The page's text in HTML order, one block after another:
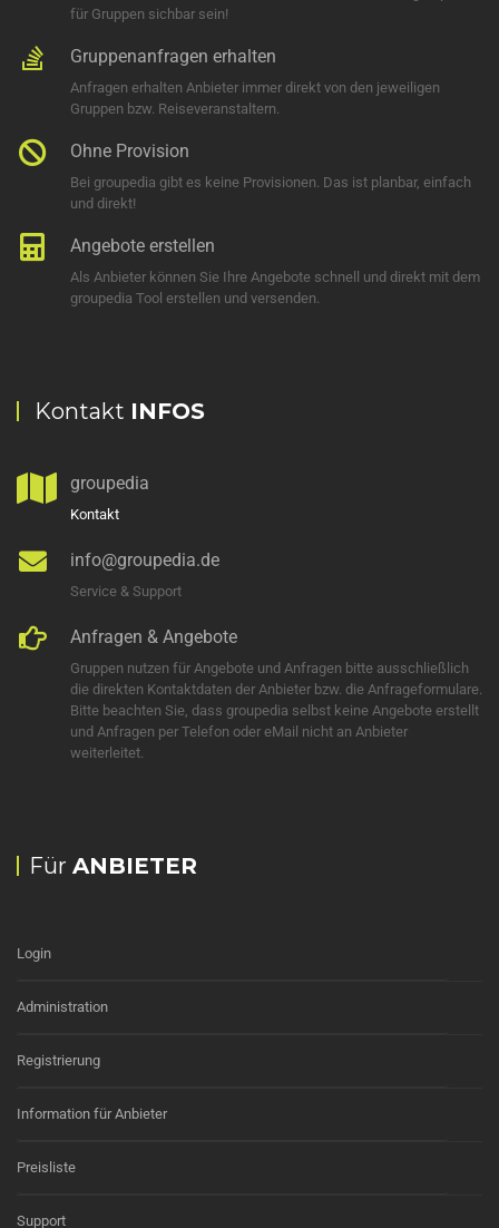
für Gruppen sichbar sein!
Gruppenanfragen erhalten
Anfragen erhalten Anbieter immer direkt von den jeweiligen
Gruppen bzw. Reiseveranstaltern.
Ohne Provision
Bei groupedia gibt es keine Provisionen. Das ist planbar, einfach
und direkt!
Angebote erstellen
Als Anbieter können Sie Ihre Angebote schnell und direkt mit dem
groupedia Tool erstellen und versenden.
Kontakt INFOS
groupedia
Kontakt
info@groupedia.de
Service & Support
Anfragen & Angebote
Gruppen nutzen für Angebote und Anfragen bitte ausschließlich
die direkten Kontaktdaten der Anbieter bzw. die Anfrageformulare.
Bitte beachten Sie, dass groupedia selbst keine Angebote erstellt
und Anfragen per Telefon oder eMail nicht an Anbieter
weiterleitet.
Für ANBIETER
Login
Administration
Registrierung
Information für Anbieter
Preisliste
Support